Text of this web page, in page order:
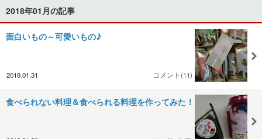
2018年01月の記事
面白いもの～可愛いもの♪
2018.01.31 コメント(11)
食べられない料理＆食べられる料理を作ってみた！